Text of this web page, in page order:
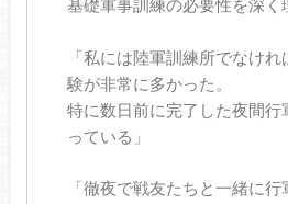
基礎軍事訓練の必要性を深く
「私には陸軍訓練所でなけ
験が非常に多かった。
特に数日前に完了した夜間行
っている」
「徹夜で戦友たちと一緒に